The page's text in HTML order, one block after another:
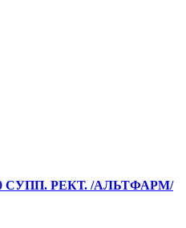
СУПП. РЕКТ. /АЛЬТФАРМ/